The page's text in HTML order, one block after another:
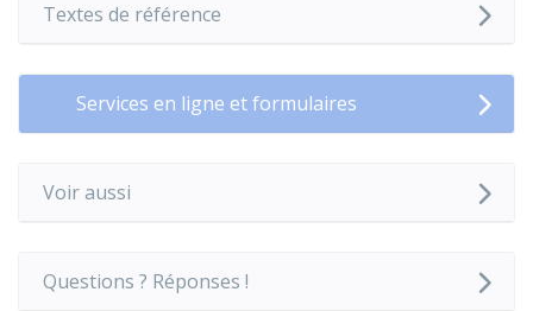
Textes de référence
Services en ligne et formulaires
Voir aussi
Questions ? Réponses !